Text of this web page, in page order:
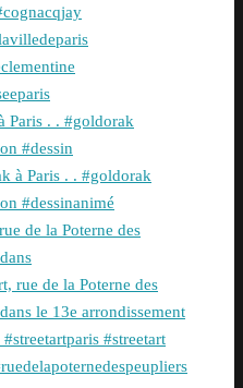
Paris . . #goldorak
#dessin
de la Poterne des